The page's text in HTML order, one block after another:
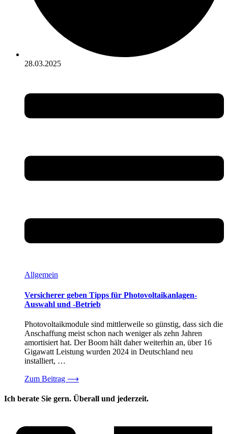
28.03.2025
Allgemein
Versicherer geben Tipps für Photovoltaikanlagen-
Auswahl und -Betrieb
Photovoltaikmodule sind mittlerweile so günstig, dass sich die
Anschaffung meist schon nach weniger als zehn Jahren
amortisiert hat. Der Boom hält daher weiterhin an, über 16
Gigawatt Leistung wurden 2024 in Deutschland neu
installiert, …
Zum Beitrag ⟶
Ich berate Sie gern. Überall und jederzeit.